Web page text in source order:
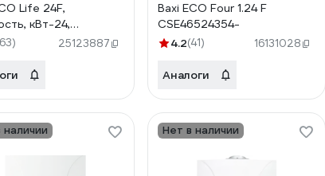
Life 24F,
кВт-24,
камера
25123887
Baxi ECO Four 1.24 F
CSE46524354-
4.2(41) 16131028
Аналоги
наличии Нет в наличии